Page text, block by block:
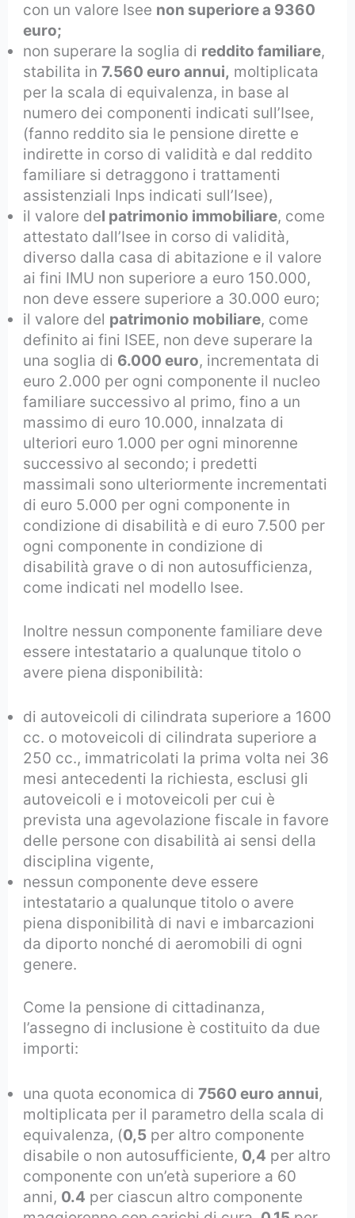
con un valore Isee non superiore a 9360
euro;
non superare la soglia di reddito familiare,
stabilita in7.560 euro annui, moltiplicata
per la scala di equivalenza, in base al
numero dei componenti indicati sull’Isee,
(fanno reddito sia le pensione dirette e
indirette in corso di validità e dal reddito
familiare si detraggono i trattamenti
assistenziali Inps indicati sull’Isee),
il valore del patrimonio immobiliare, come
attestato dall’Isee in corso di validità,
diverso dalla casa di abitazione e il valore
ai fini IMU non superiore a euro 150.000,
non deve essere superiore a 30.000 euro;
il valore del patrimonio mobiliare, come
definito ai fini ISEE, non deve superare la
una soglia di 6.000 euro, incrementata di
euro 2.000 per ogni componente il nucleo
familiare successivo al primo, fino a un
massimo di euro 10.000, innalzata di
ulteriori euro 1.000 per ogni minorenne
successivo al secondo; i predetti
massimali sono ulteriormente incrementati
di euro 5.000 per ogni componente in
condizione di disabilità e di euro 7.500 per
ogni componente in condizione di
disabilità grave o di non autosufficienza,
come indicati nel modello Isee.
Inoltre nessun componente familiare deve
essere intestatario a qualunque titolo o
avere piena disponibilità:
di autoveicoli di cilindrata superiore a 1600
cc. o motoveicoli di cilindrata superiore a
250 cc., immatricolati la prima volta nei 36
mesi antecedenti la richiesta, esclusi gli
autoveicoli e i motoveicoli per cui è
prevista una agevolazione fiscale in favore
delle persone con disabilità ai sensi della
disciplina vigente,
nessun componente deve essere
intestatario a qualunque titolo o avere
piena disponibilità di navi e imbarcazioni
da diporto nonché di aeromobili di ogni
genere.
Come la pensione di cittadinanza,
l’assegno di inclusione è costituito da due
importi:
una quota economica di7560 euro annui,
moltiplicata per il parametro della scala di
equivalenza, (0,5 per altro componente
disabile o non autosufficiente, 0,4 per altro
componente con un’età superiore a 60
anni, 0.4 per ciascun altro componente